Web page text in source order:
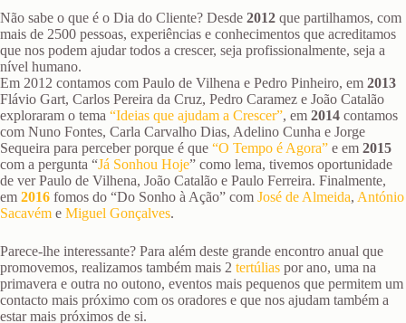
Não sabe o que é o Dia do Cliente? Desde 2012 que partilhamos, com
mais de 2500 pessoas, experiências e conhecimentos que acreditamos
que nos podem ajudar todos a crescer, seja profissionalmente, seja a
nível humano.
Em 2012 contamos com Paulo de Vilhena e Pedro Pinheiro, em 2013
Flávio Gart, Carlos Pereira da Cruz, Pedro Caramez e João Catalão
exploraram o tema “Ideias que ajudam a Crescer”, em 2014 contamos
com Nuno Fontes, Carla Carvalho Dias, Adelino Cunha e Jorge
Sequeira para perceber porque é que “O Tempo é Agora” e em 2015
com a pergunta “Já Sonhou Hoje” como lema, tivemos oportunidade
de ver Paulo de Vilhena, João Catalão e Paulo Ferreira. Finalmente,
em 2016 fomos do “Do Sonho à Ação” com José de Almeida, António
Sacavém e Miguel Gonçalves.
Parece-lhe interessante? Para além deste grande encontro anual que
promovemos, realizamos também mais 2 tertúlias por ano, uma na
primavera e outra no outono, eventos mais pequenos que permitem um
contacto mais próximo com os oradores e que nos ajudam também a
estar mais próximos de si.